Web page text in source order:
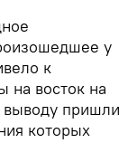
у
к
на восток на
выводу пришли
которых